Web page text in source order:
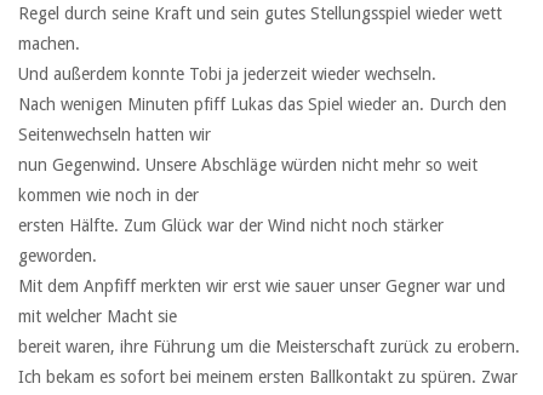
Regel durch seine Kraft und sein gutes Stellungsspiel wieder wett
machen.
Und außerdem konnte Tobi ja jederzeit wieder wechseln.
Nach wenigen Minuten pfiff Lukas das Spiel wieder an. Durch den
Seitenwechseln hatten wir
nun Gegenwind. Unsere Abschläge würden nicht mehr so weit
kommen wie noch in der
ersten Hälfte. Zum Glück war der Wind nicht noch stärker
geworden.
Mit dem Anpfiff merkten wir erst wie sauer unser Gegner war und
mit welcher Macht sie
bereit waren, ihre Führung um die Meisterschaft zurück zu erobern.
Ich bekam es sofort bei meinem ersten Ballkontakt zu spüren. Zwar